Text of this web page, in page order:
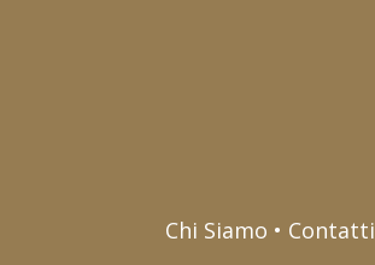
Chi Siamo • Contatti